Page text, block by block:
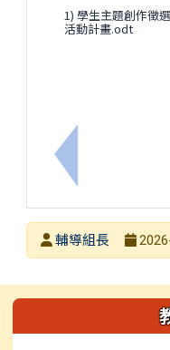
上一筆：轉知
1) 學生主題創作徵選
活動計畫.odt
發布者
輔導組長
左邊區域內容